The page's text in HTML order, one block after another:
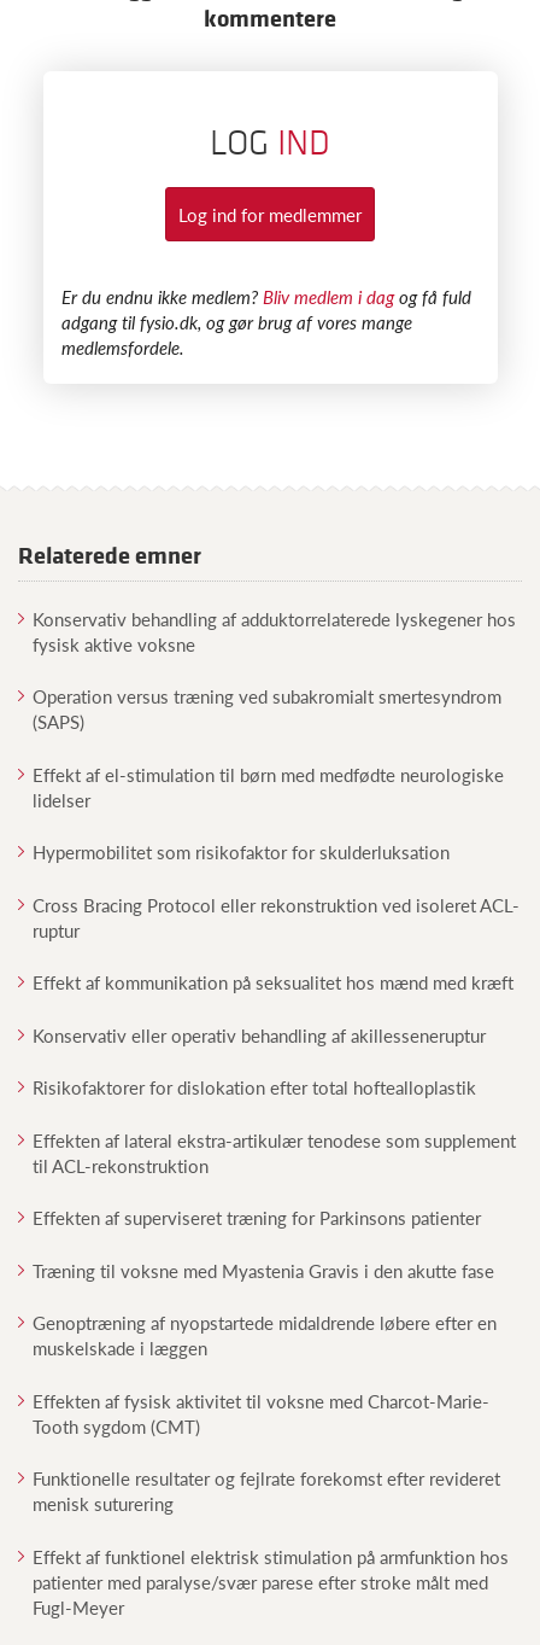
kommentere
LOG IND
Log ind for medlemmer
​Er du endnu ikke medlem? Bliv medlem i dagog få fuld
adgang til fysio.dk, og gør brug af vores mange
medlemsfordele.
Relaterede emner
Konservativ behandling af adduktorrelaterede lyskegener hos
fysisk aktive voksne
Operation versus træning ved subakromialt smertesyndrom
(SAPS)
Effekt af el-stimulation til børn med medfødte neurologiske
lidelser
Hypermobilitet som risikofaktor for skulderluksation
Cross Bracing Protocol eller rekonstruktion ved isoleret ACL-
ruptur
Effekt af kommunikation på seksualitet hos mænd med kræft
Konservativ eller operativ behandling af akillesseneruptur
Risikofaktorer for dislokation efter total hoftealloplastik
Effekten af lateral ekstra-artikulær tenodese som supplement
til ACL-rekonstruktion
Effekten af superviseret træning for Parkinsons patienter
Træning til voksne med Myastenia Gravis i den akutte fase
Genoptræning af nyopstartede midaldrende løbere efter en
muskelskade i læggen
Effekten af fysisk aktivitet til voksne med Charcot-Marie-
Tooth sygdom (CMT)
Funktionelle resultater og fejlrate forekomst efter revideret
menisk suturering
Effekt af funktionel elektrisk stimulation på armfunktion hos
patienter med paralyse/svær parese efter stroke målt med
Fugl-Meyer